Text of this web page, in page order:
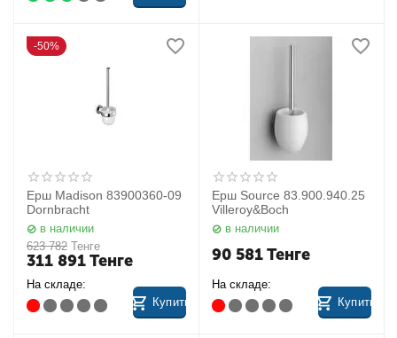
50%
Ерш Madison 83900360-09
Dornbracht
в наличии
623 782 Тенге
311 891Тенге
На складе:
Купить
Ерш Source 83.900.940.25
Villeroy&Boch
в наличии
90 581Тенге
На складе:
Купить